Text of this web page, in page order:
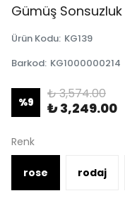
Gümüş
Ürün Kodu: KG139
Barkod: KG1000000214
%9
₺ 3,574.00
₺ 3,249.00
Renk
rose rodaj